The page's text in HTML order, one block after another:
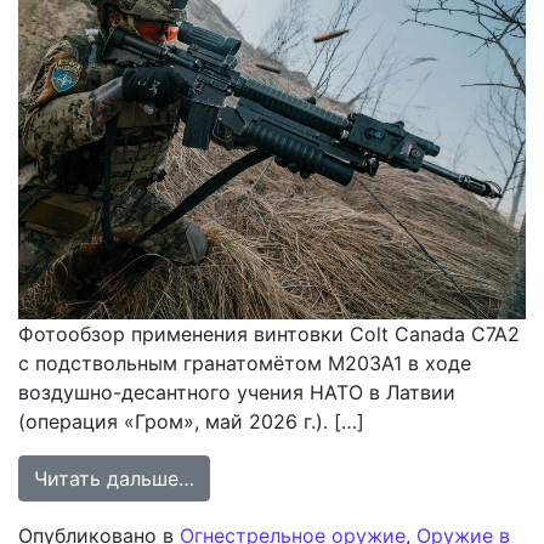
Фотообзор применения винтовки Colt Canada C7A2
с подствольным гранатомётом M203A1 в ходе
воздушно-десантного учения НАТО в Латвии
(операция «Гром», май 2026 г.). […]
Читать дальше…
Опубликовано в Огнестрельное оружие, Оружие в